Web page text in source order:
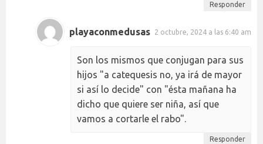
Responder
playaconmedusas 2 octubre, 2024 a las 6:40 am
Son los mismos que conjugan para sus
hijos "a catequesis no, ya irá de mayor
si así lo decide" con "ésta mañana ha
dicho que quiere ser niña, así que
vamos a cortarle el rabo".
Responder